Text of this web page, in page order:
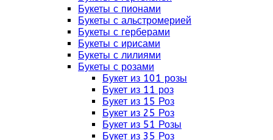
Букеты с пионами
Букеты с альстромерией
Букеты с герберами
Букеты с ирисами
Букеты с лилиями
Букеты с розами
Букет из 101 розы
Букет из 11 роз
Букет из 15 Роз
Букет из 25 Роз
Букет из 51 Розы
Букет из 35 Роз